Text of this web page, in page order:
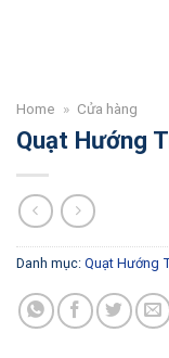
Home » Cửa hàng
Quạt Hướng
Danh mục: Quạt Hướng